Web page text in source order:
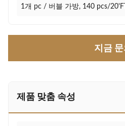
1개 pc / 버블 가방, 140 pcs/
지금 문
제품 맞춤 속성